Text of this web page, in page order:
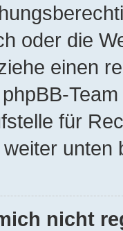
oder die
einen
für
unten
nicht